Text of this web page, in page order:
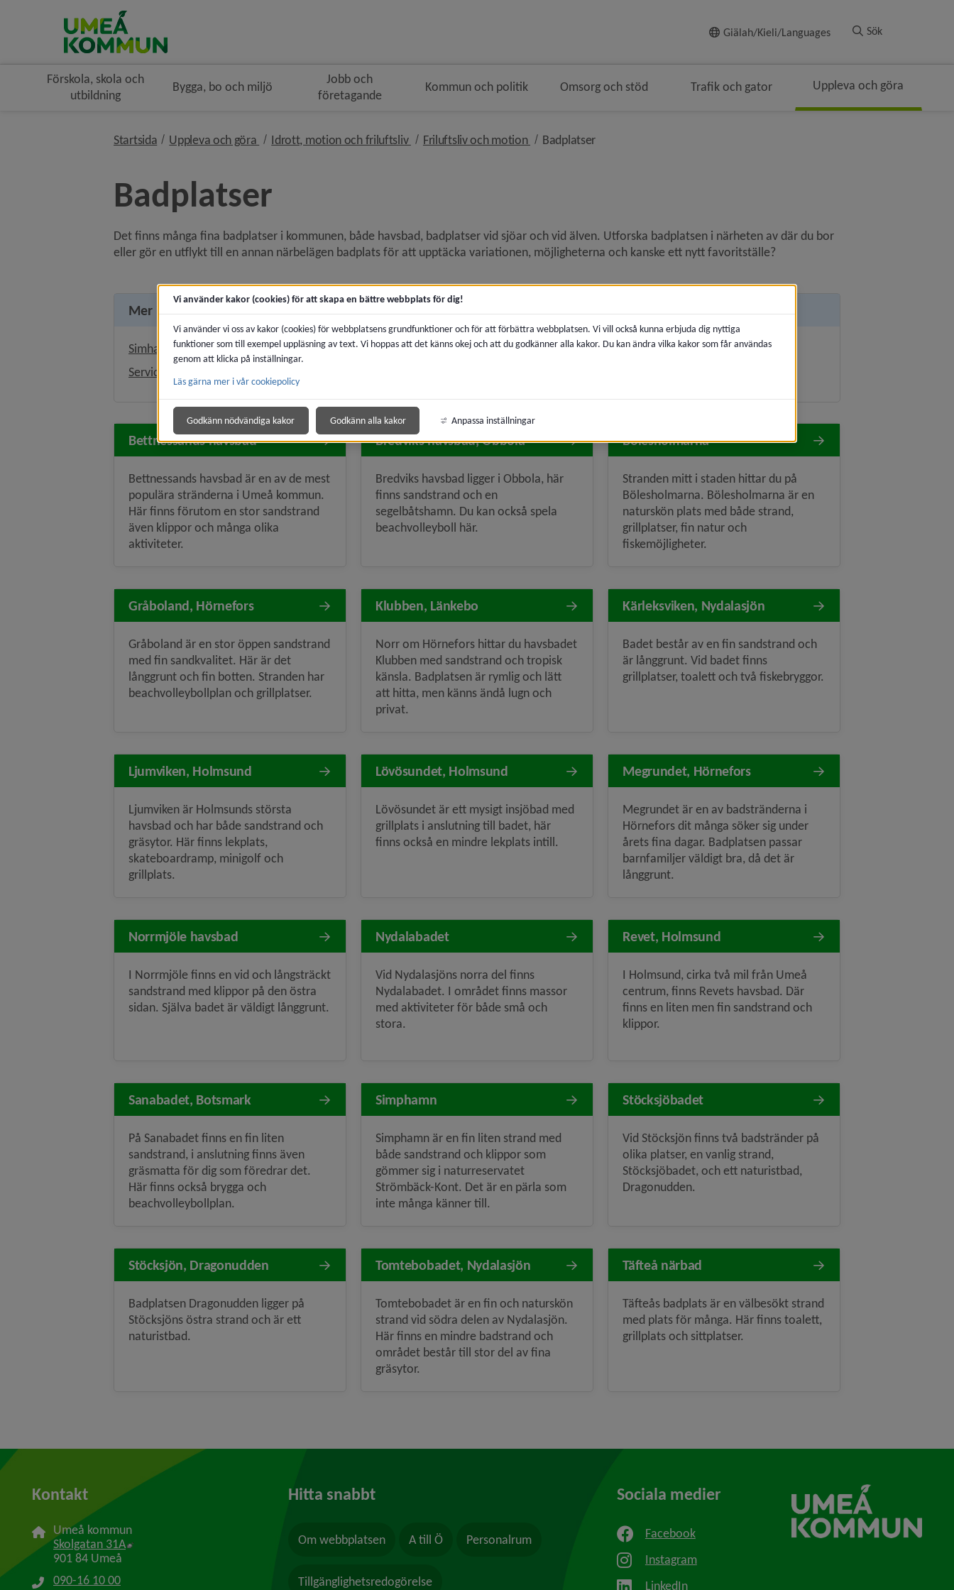
Giälah/Kieli/Languages Sök
Förskola, skola och
utbildning
Bygga, bo och miljö
Jobb och
företagande
Kommun och politik Omsorg och stöd Trafik och gator Uppleva och göra
Startsida Uppleva och göra nivå i brödsmulenavigeringen
Idrott, motion och friluftsliv nivå i brödsmulenavigeringen
Friluftsliv och motion nivå i brödsmulenavigeringen
Badplatsernivå i brödsmulenavigeringen
Badplatser
Det finns många fina badplatser i kommunen, både havsbad, badplatser vid sjöar och vid älven. Utforska badplatsen i närheten av där du bor
eller gör en utflykt till en annan närbelägen badplats för att upptäcka variationen, möjligheterna och kanske ett nytt favoritställe?
Mer information
Simhallar och tempererade utebad
Servicenivåer för badplatser
Bettnessands havsbad
Bettnessands havsbad är en av de mest
populära stränderna i Umeå kommun.
Här finns förutom en stor sandstrand
även klippor och många olika
aktiviteter.
Bredviks havsbad, Obbola
Bredviks havsbad ligger i Obbola, här
finns sandstrand och en
segelbåtshamn. Du kan också spela
beachvolleyboll här.
Bölesholmarna
Stranden mitt i staden hittar du på
Bölesholmarna. Bölesholmarna är en
naturskön plats med både strand,
grillplatser, fin natur och
fiskemöjligheter.
Gråboland, Hörnefors
Gråboland är en stor öppen sandstrand
med fin sandkvalitet. Här är det
långgrunt och fin botten. Stranden har
beachvolleybollplan och grillplatser.
Klubben, Länkebo
Norr om Hörnefors hittar du havsbadet
Klubben med sandstrand och tropisk
känsla. Badplatsen är rymlig och lätt
att hitta, men känns ändå lugn och
privat.
Kärleksviken, Nydalasjön
Badet består av en fin sandstrand och
är långgrunt. Vid badet finns
grillplatser, toalett och två fiskebryggor.
Ljumviken, Holmsund
Ljumviken är Holmsunds största
havsbad och har både sandstrand och
gräsytor. Här finns lekplats,
skateboardramp, minigolf och
grillplats.
Lövösundet, Holmsund
Lövösundet är ett mysigt insjöbad med
grillplats i anslutning till badet, här
finns också en mindre lekplats intill.
Megrundet, Hörnefors
Megrundet är en av badstränderna i
Hörnefors dit många söker sig under
årets fina dagar. Badplatsen passar
barnfamiljer väldigt bra, då det är
långgrunt.
Norrmjöle havsbad
I Norrmjöle finns en vid och långsträckt
sandstrand med klippor på den östra
sidan. Själva badet är väldigt långgrunt.
Nydalabadet
Vid Nydalasjöns norra del finns
Nydalabadet. I området finns massor
med aktiviteter för både små och
stora.
Revet, Holmsund
I Holmsund, cirka två mil från Umeå
centrum, finns Revets havsbad. Där
finns en liten men fin sandstrand och
klippor.
Sanabadet, Botsmark
På Sanabadet finns en fin liten
sandstrand, i anslutning finns även
gräsmatta för dig som föredrar det.
Här finns också brygga och
beachvolleybollplan.
Simphamn
Simphamn är en fin liten strand med
både sandstrand och klippor som
gömmer sig i naturreservatet
Strömbäck-Kont. Det är en pärla som
inte många känner till.
Stöcksjöbadet
Vid Stöcksjön finns två badstränder på
olika platser, en vanlig strand,
Stöcksjöbadet, och ett naturistbad,
Dragonudden.
Stöcksjön, Dragonudden
Badplatsen Dragonudden ligger på
Stöcksjöns östra strand och är ett
naturistbad.
Tomtebobadet, Nydalasjön
Tomtebobadet är en fin och naturskön
strand vid södra delen av Nydalasjön.
Här finns en mindre badstrand och
området består till stor del av fina
gräsytor.
Täfteå närbad
Täfteås badplats är en välbesökt strand
med plats för många. Här finns toalett,
grillplats och sittplatser.
Kontakt
Umeå kommun
Skolgatan 31A Länk till annan webbplats, öppnas i nytt fönster.
901 84 Umeå
090-16 10 00
Hitta snabbt
Om webbplatsen A till Ö Personalrum
Tillgänglighetsredogörelse
Sociala medier
Facebook
Instagram
LinkedIn
Vi använder kakor (cookies) för att skapa en bättre webbplats för dig!
Vi använder vi oss av kakor (cookies) för webbplatsens grundfunktioner och för att förbättra webbplatsen. Vi vill också kunna erbjuda dig nyttiga
funktioner som till exempel uppläsning av text. Vi hoppas att det känns okej och att du godkänner alla kakor. Du kan ändra vilka kakor som får användas
genom att klicka på inställningar.
Läs gärna mer i vår cookiepolicy
Godkänn nödvändiga kakor Godkänn alla kakor Anpassa inställningar